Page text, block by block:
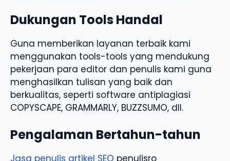
Dukungan Tools Handal
Guna memberikan layanan terbaik kami
menggunakan tools-tools yang mendukung
pekerjaan para editor dan penulis kami guna
menghasilkan tulisan yang baik dan
berkualitas, seperti software antiplagiasi
COPYSCAPE, GRAMMARLY, BUZZSUMO, dll.
Pengalaman Bertahun-tahun
Jasa penulis artikel SEO penulisro